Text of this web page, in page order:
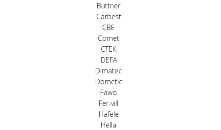
Büttner
Carbest
CBE
Comet
CTEK
DEFA
Dimatec
Dometic
Fawo
Fer-vill
Hafele
Hella